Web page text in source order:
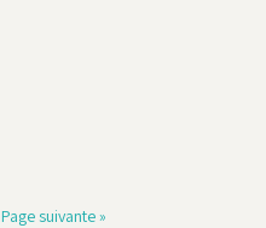
Page suivante »